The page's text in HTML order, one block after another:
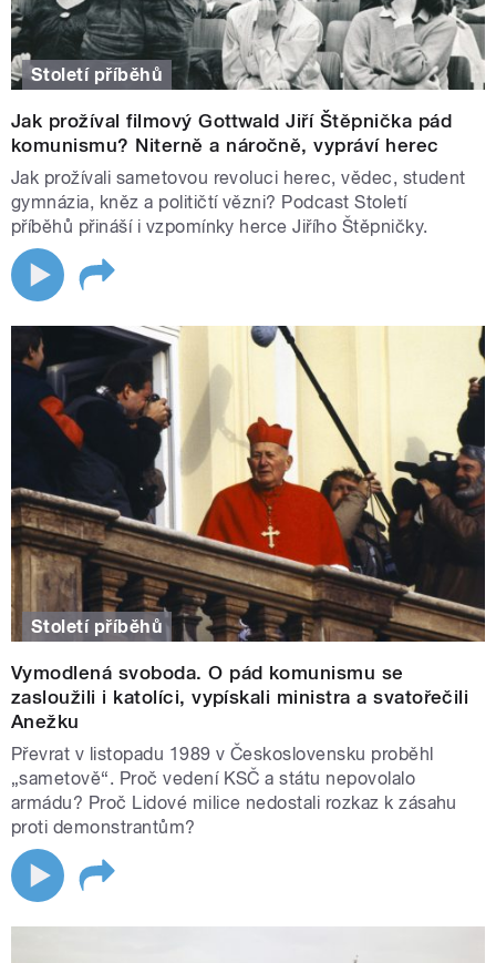
Století příběhů
Jak prožíval filmový Gottwald Jiří Štěpnička pád
komunismu? Niterně a náročně, vypráví herec
Jak prožívali sametovou revoluci herec, vědec, student
gymnázia, kněz a političtí vězni? Podcast Století
příběhů přináší i vzpomínky herce Jiřího Štěpničky.
Století příběhů
Vymodlená svoboda. O pád komunismu se
zasloužili i katolíci, vypískali ministra a svatořečili
Anežku
Převrat v listopadu 1989 v Československu proběhl
„sametově“. Proč vedení KSČ a státu nepovolalo
armádu? Proč Lidové milice nedostali rozkaz k zásahu
proti demonstrantům?